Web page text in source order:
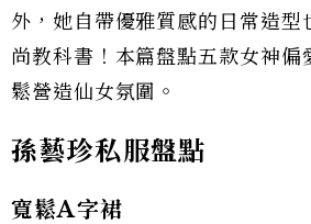
外，她自帶優雅質感的日常造型
尚教科書！本篇盤點五款女神偏
鬆營造仙女氛圍。
孫藝珍私服盤點
寬鬆A字裙